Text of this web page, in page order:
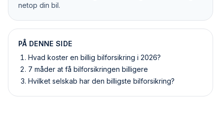
netop din bil.
PÅ DENNE SIDE
Hvad koster en billig bilforsikring i 2026?
7 måder at få bilforsikringen billigere
Hvilket selskab har den billigste bilforsikring?